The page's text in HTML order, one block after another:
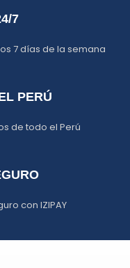
7
7 días de la semana
PERÚ
de todo el Perú
con IZIPAY